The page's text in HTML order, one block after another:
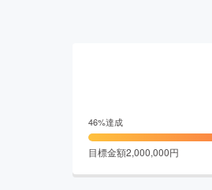
46%達成
目標金額2,000,000円